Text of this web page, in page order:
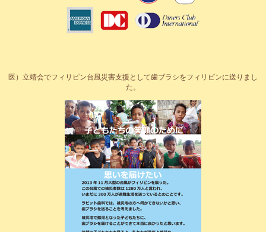
医）立靖会でフィリピン台風災害支援として歯ブラシをフィリピンに送りまし
た。